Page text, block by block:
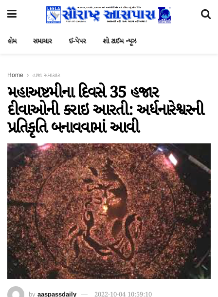
હોમ સમાચાર ઈ-પેપર શો ટાઈમ ન્યૂઝ
Home તાજા સમાચાર
મહાઅષ્ટમીના દિવસે 35 હજાર
દીવાઓની કરાઇ આરતી: અર્ધનારેશ્વરની
પ્રતિકૃતિ બનાવવામાં આવી
by aaspassdaily 2022-10-04 10:59:10